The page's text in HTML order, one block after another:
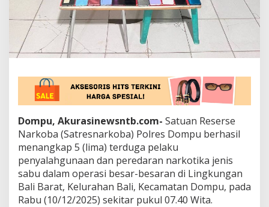
P
l
s
i
t
a
u
l
u
a
n
G
r
Dompu, Akurasinewsntb.com- Satuan Reserse
Narkoba (Satresnarkoba) Polres Dompu berhasil
menangkap 5 (lima) terduga pelaku
penyalahgunaan dan peredaran narkotika jenis
sabu dalam operasi besar-besaran di Lingkungan
Bali Barat, Kelurahan Bali, Kecamatan Dompu, pada
Rabu (10/12/2025) sekitar pukul 07.40 Wita.